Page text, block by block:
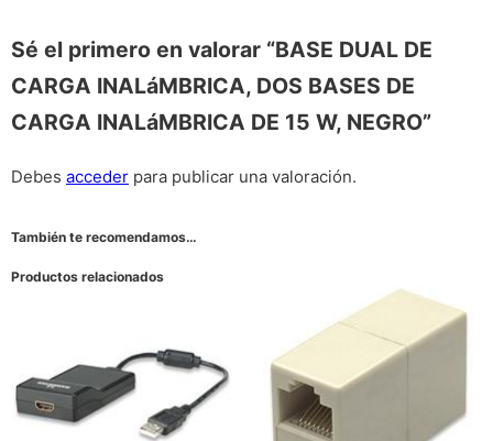
Sé el primero en valorar “BASE DUAL DE
CARGA INALáMBRICA, DOS BASES DE
CARGA INALáMBRICA DE 15 W, NEGRO”
Debes acceder para publicar una valoración.
También te recomendamos…
Productos relacionados